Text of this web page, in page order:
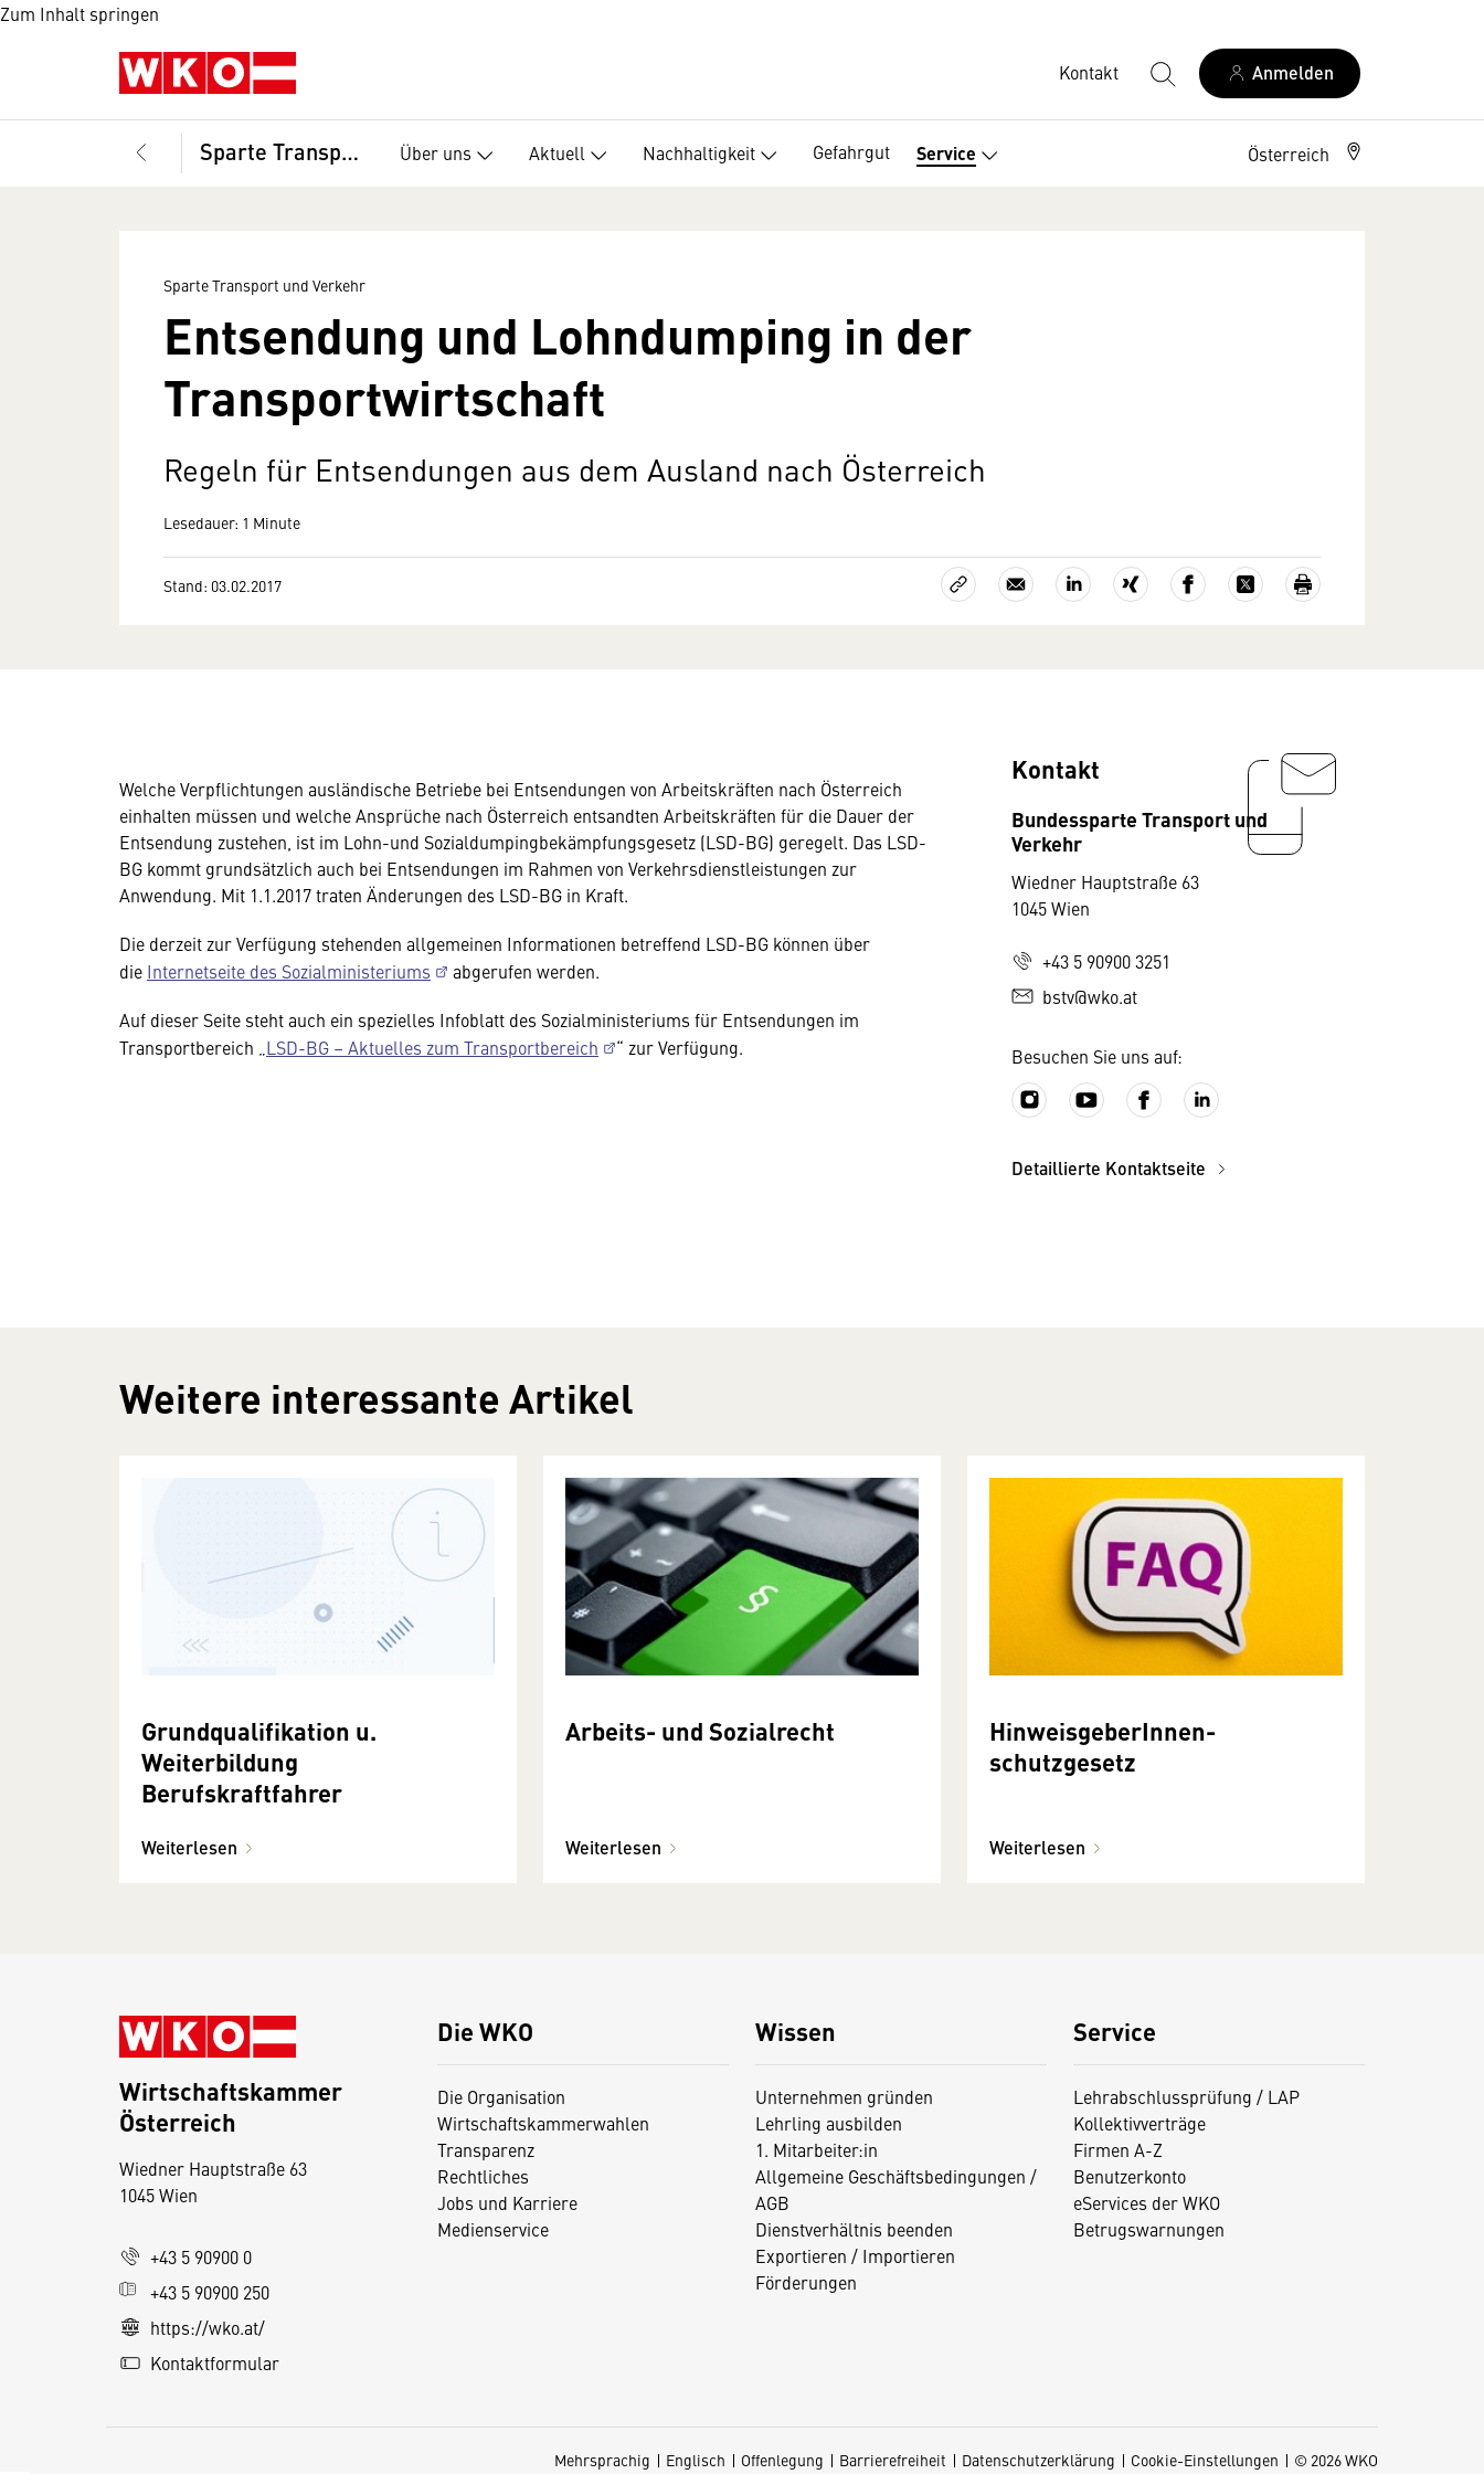
Zum Inhalt springen
Kontakt Anmelden
Sparte Transport und Verkehr Über uns Aktuell Nachhaltigkeit Gefahrgut Service Österreich
Sparte Transport und Verkehr
Entsendung und Lohndumping in der
Transportwirtschaft
Regeln für Entsendungen aus dem Ausland nach Österreich
Lesedauer: 1 Minute
Stand: 03.02.2017
Welche Verpflichtungen ausländische Betriebe bei Entsendungen von Arbeitskräften nach Österreich
einhalten müssen und welche Ansprüche nach Österreich entsandten Arbeitskräften für die Dauer der
Entsendung zustehen, ist im Lohn-und Sozialdumpingbekämpfungsgesetz (LSD-BG) geregelt. Das LSD-
BG kommt grundsätzlich auch bei Entsendungen im Rahmen von Verkehrsdienstleistungen zur
Anwendung. Mit 1.1.2017 traten Änderungen des LSD-BG in Kraft.
Die derzeit zur Verfügung stehenden allgemeinen Informationen betreffend LSD-BG können über
die Internetseite des Sozialministeriums
abgerufen werden.
Auf dieser Seite steht auch ein spezielles Infoblatt des Sozialministeriums für Entsendungen im
Transportbereich „ LSD-BG – Aktuelles zum Transportbereich “ zur Verfügung.
Kontakt
Bundessparte Transport und
Verkehr
Wiedner Hauptstraße 63
1045 Wien
+43 5 90900 3251
bstv@wko.at
Besuchen Sie uns auf:
Detaillierte Kontaktseite
Weitere interessante Artikel
Grundqualifikation u.
Weiterbildung
Berufskraftfahrer
Weiterlesen
Arbeits- und Sozialrecht
Weiterlesen
HinweisgeberInnen­
schutzgesetz
Weiterlesen
Die WKO
Die Organisation
Wirtschaftskammerwahlen
Transparenz
Rechtliches
Jobs und Karriere
Medienservice
Wissen
Unternehmen gründen
Lehrling ausbilden
1. Mitarbeiter:in
Allgemeine Geschäftsbedingungen /
AGB
Dienstverhältnis beenden
Exportieren / Importieren
Förderungen
Service
Lehrabschlussprüfung / LAP
Kollektivverträge
Firmen A-Z
Benutzerkonto
eServices der WKO
Betrugswarnungen
Wirtschaftskammer
Österreich
Wiedner Hauptstraße 63
1045 Wien
+43 5 90900 0
+43 5 90900 250
https://wko.at/
Kontaktformular
Mehrsprachig Englisch Offenlegung Barrierefreiheit Datenschutzerklärung Cookie-Einstellungen © 2026 WKO